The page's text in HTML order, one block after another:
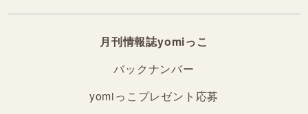
月刊情報誌yomiっこ
バックナンバー
yomiっこプレゼント応募